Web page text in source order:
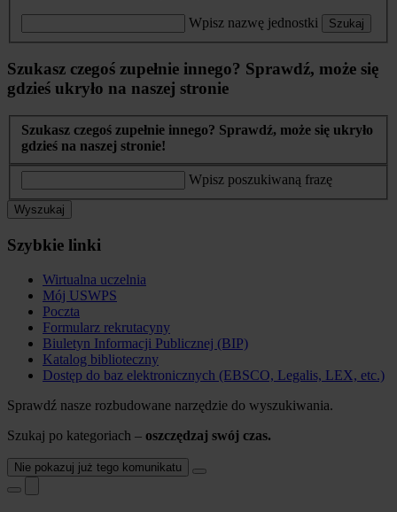
Wpisz nazwę jednostki Szukaj
Szukasz czegoś zupełnie innego? Sprawdź, może się
gdzieś ukryło na naszej stronie
Szukasz czegoś zupełnie innego? Sprawdź, może się ukryło
gdzieś na naszej stronie!
Wpisz poszukiwaną frazę
Wyszukaj
Szybkie linki
Wirtualna uczelnia
Mój USWPS
Poczta
Formularz rekrutacyny
Biuletyn Informacji Publicznej (BIP)
Katalog biblioteczny
Dostęp do baz elektronicznych (EBSCO, Legalis, LEX, etc.)
Sprawdź nasze rozbudowane narzędzie do wyszukiwania.
Szukaj po kategoriach – oszczędzaj swój czas.
Nie pokazuj już tego komunikatu